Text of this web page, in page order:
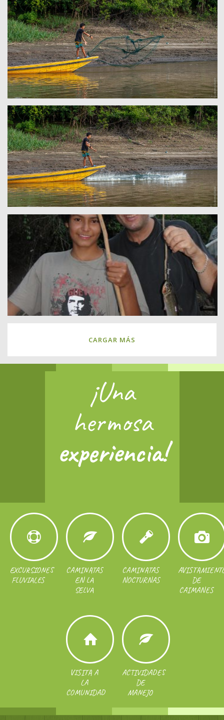
CARGAR MÁS
¡Una
hermosa
experiencia!
EXCURSIONES
FLUVIALES
CAMINATAS
EN LA
SELVA
CAMINATAS
NOCTURNAS
DE
CAIMANES
VISITA A
LA
COMUNIDAD
ACTIVIDADES
DE
MANEJO